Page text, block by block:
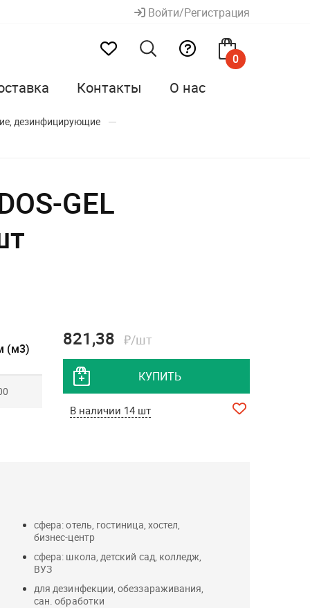
Войти/Регистрация
0
Контакты О нас
дезинфицирующие
GEL
(м3) 821,38 ₽/шт
КУПИТЬ
В наличии 14 шт
сфера: отель, гостиница, хостел,
бизнес-центр
сфера: школа, детский сад, колледж,
ВУЗ
для дезинфекции, обеззараживания,
сан. обработки